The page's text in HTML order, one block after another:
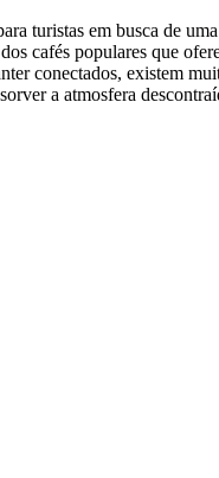
turistas em busca de
cafés populares que
conectados, existem
a atmosfera